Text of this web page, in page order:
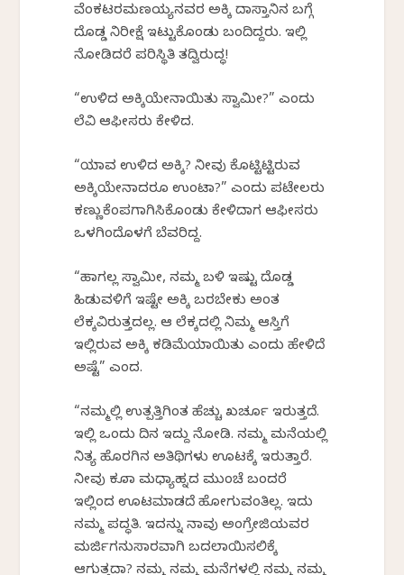
ವೆಂಕಟರಮಣಯ್ಯನವರ ಅಕ್ಕಿ ದಾಸ್ತಾನಿನ ಬಗ್ಗೆ
ದೊಡ್ಡ ನಿರೀಕ್ಷೆ ಇಟ್ಟುಕೊಂಡು ಬಂದಿದ್ದರು. ಇಲ್ಲಿ
ನೋಡಿದರೆ ಪರಿಸ್ಥಿತಿ ತದ್ವಿರುದ್ಧ!
“ಉಳಿದ ಅಕ್ಕಿಯೇನಾಯಿತು ಸ್ವಾಮೀ?” ಎಂದು
ಲೆವಿ ಆಫೀಸರು ಕೇಳಿದ.
“ಯಾವ ಉಳಿದ ಅಕ್ಕಿ? ನೀವು ಕೊಟ್ಟಿಟ್ಟಿರುವ
ಅಕ್ಕಿಯೇನಾದರೂ ಉಂಟಾ?” ಎಂದು ಪಟೇಲರು
ಕಣ್ಣುಕೆಂಪಗಾಗಿಸಿಕೊಂಡು ಕೇಳಿದಾಗ ಆಫೀಸರು
ಒಳಗಿಂದೊಳಗೆ ಬೆವರಿದ್ದ.
“ಹಾಗಲ್ಲ ಸ್ವಾಮೀ, ನಮ್ಮ ಬಳಿ ಇಷ್ಟು ದೊಡ್ಡ
ಹಿಡುವಳಿಗೆ ಇಷ್ಟೇ ಅಕ್ಕಿ ಬರಬೇಕು ಅಂತ
ಲೆಕ್ಕವಿರುತ್ತದಲ್ಲ. ಆ ಲೆಕ್ಕದಲ್ಲಿ ನಿಮ್ಮ ಆಸ್ತಿಗೆ
ಇಲ್ಲಿರುವ ಅಕ್ಕಿ ಕಡಿಮೆಯಾಯಿತು ಎಂದು ಹೇಳಿದೆ
ಅಷ್ಟೆ” ಎಂದ.
“ನಮ್ಮಲ್ಲಿ ಉತ್ಪತ್ತಿಗಿಂತ ಹೆಚ್ಚು ಖರ್ಚೂ ಇರುತ್ತದೆ.
ಇಲ್ಲಿ ಒಂದು ದಿನ ಇದ್ದು ನೋಡಿ. ನಮ್ಮ ಮನೆಯಲ್ಲಿ
ನಿತ್ಯ ಹೊರಗಿನ ಅತಿಥಿಗಳು ಊಟಕ್ಕೆ ಇರುತ್ತಾರೆ.
ನೀವು ಕೂಡಾ ಮಧ್ಯಾಹ್ನದ ಮುಂಚೆ ಬಂದರೆ
ಇಲ್ಲಿಂದ ಊಟಮಾಡದೆ ಹೋಗುವಂತಿಲ್ಲ. ಇದು
ನಮ್ಮ ಪದ್ಧತಿ. ಇದನ್ನು ನಾವು ಅಂಗ್ರೇಜಿಯವರ
ಮರ್ಜಿಗನುಸಾರವಾಗಿ ಬದಲಾಯಿಸಲಿಕ್ಕೆ